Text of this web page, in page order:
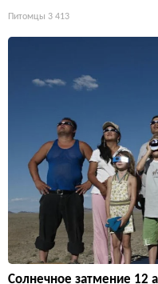
Питомцы 3 413
Солнечное затмение 12